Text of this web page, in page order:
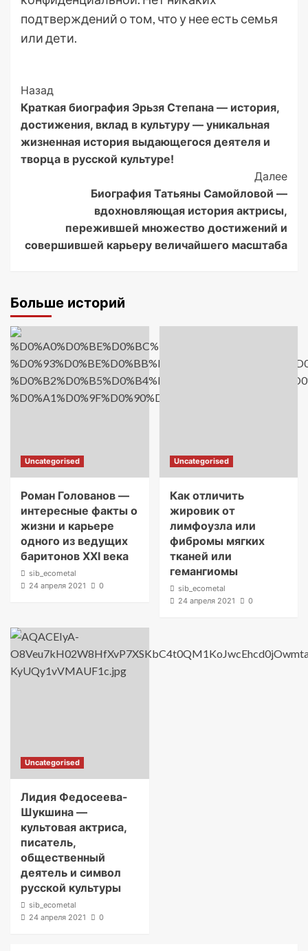
подтверждений о том, что у нее есть семья
или дети.
Post
Navigation
Назад
Краткая биография Эрьзя Степана — история,
достижения, вклад в культуру — уникальная
жизненная история выдающегося деятеля и
творца в русской культуре!
Далее
Биография Татьяны Самойловой —
вдохновляющая история актрисы,
пережившей множество достижений и
совершившей карьеру величайшего масштаба
Больше историй
Uncategorised
Роман Голованов —
интересные факты о
жизни и карьере
одного из ведущих
баритонов XXI века
sib_ecometal
24 апреля 2021
0
Uncategorised
Как отличить
жировик от
лимфоузла или
фибромы мягких
тканей или
гемангиомы
sib_ecometal
24 апреля 2021
0
Uncategorised
Лидия Федосеева-
Шукшина —
культовая актриса,
писатель,
общественный
деятель и символ
русской культуры
sib_ecometal
24 апреля 2021
0